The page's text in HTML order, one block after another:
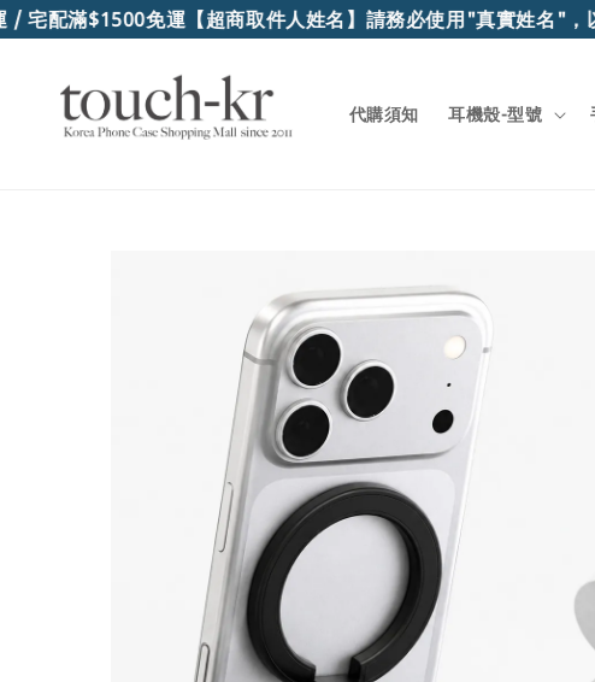
滿$1500免運【超商取件人姓名】請務必使用"真實姓名"，以便
代購須知 耳機殼-型號